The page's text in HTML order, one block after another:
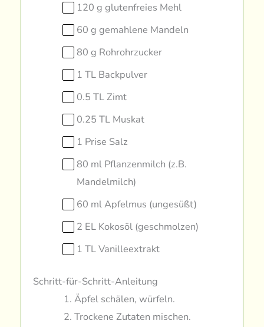
120 g glutenfreies Mehl
60 g gemahlene Mandeln
80 g Rohrohrzucker
1 TL Backpulver
0.5 TL Zimt
0.25 TL Muskat
1 Prise Salz
80 ml Pflanzenmilch (z.B.
Mandelmilch)
60 ml Apfelmus (ungesüßt)
2 EL Kokosöl (geschmolzen)
1 TL Vanilleextrakt
Schritt-für-Schritt-Anleitung
Äpfel schälen, würfeln.
Trockene Zutaten mischen.